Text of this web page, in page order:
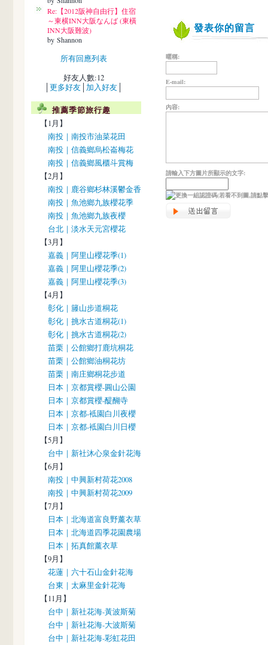
Re:【2012阪神自由行】住宿
～東横INN大阪なんば (東橫
INN大阪難波)
by Shannon
所有回應列表
好友人數:12
更多好友 加入好友
推薦季節旅行趣
【1月】
南投｜南投市油菜花田
南投｜信義鄉烏松崙梅花
南投｜信義鄉風櫃斗賞梅
【2月】
南投｜鹿谷鄉杉林溪鬱金香
南投｜魚池鄉九族櫻花季
南投｜魚池鄉九族夜櫻
台北｜淡水天元宮櫻花
【3月】
嘉義｜阿里山櫻花季(1)
嘉義｜阿里山櫻花季(2)
嘉義｜阿里山櫻花季(3)
【4月】
彰化｜籐山步道桐花
彰化｜挑水古道桐花(1)
彰化｜挑水古道桐花(2)
苗栗｜公館鄉打鹿坑桐花
苗栗｜公館鄉油桐花坊
苗栗｜南庄鄉桐花步道
日本｜京都賞櫻-圓山公園
日本｜京都賞櫻-醍醐寺
日本｜京都-袛園白川夜櫻
日本｜京都-袛園白川日櫻
【5月】
台中｜新社沐心泉金針花海
【6月】
南投｜中興新村荷花2008
南投｜中興新村荷花2009
【7月】
日本｜北海道富良野薰衣草
日本｜北海道四季花園農場
日本｜拓真館薰衣草
【9月】
花蓮｜六十石山金針花海
台東｜太麻里金針花海
【11月】
台中｜新社花海-黃波斯菊
台中｜新社花海-大波斯菊
台中｜新社花海-彩虹花田
發表你的留言
暱稱:
E-mail:
內容:
請輸入下方圖片所顯示的文字:
(若看不到圖,請點